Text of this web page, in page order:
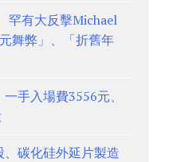
有大反擊Michael
舞弊」、「折舊年
手入場費3556元、
碳化硅外延片製造